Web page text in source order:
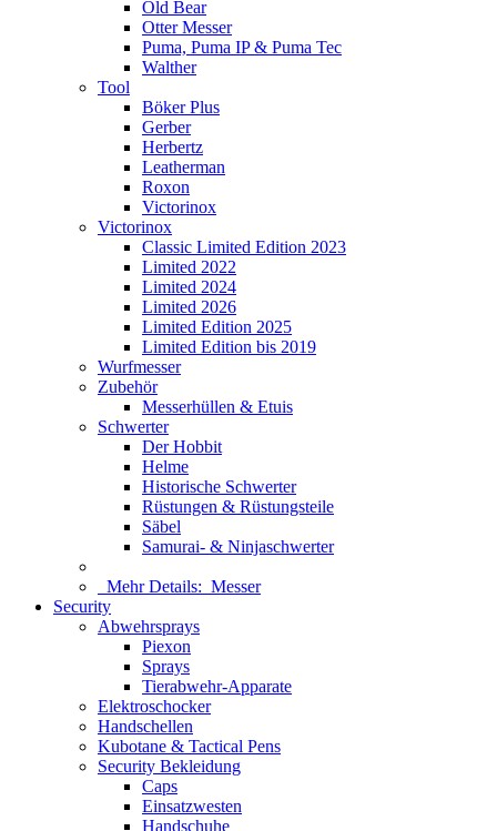
Old Bear
Otter Messer
Puma, Puma IP & Puma Tec
Walther
Tool
Böker Plus
Gerber
Herbertz
Leatherman
Roxon
Victorinox
Victorinox
Classic Limited Edition 2023
Limited 2022
Limited 2024
Limited 2026
Limited Edition 2025
Limited Edition bis 2019
Wurfmesser
Zubehör
Messerhüllen & Etuis
Schwerter
Der Hobbit
Helme
Historische Schwerter
Rüstungen & Rüstungsteile
Säbel
Samurai- & Ninjaschwerter
Mehr Details: Messer
Security
Abwehrsprays
Piexon
Sprays
Tierabwehr-Apparate
Elektroschocker
Handschellen
Kubotane & Tactical Pens
Security Bekleidung
Caps
Einsatzwesten
Handschuhe